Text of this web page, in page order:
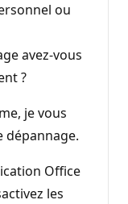
ou
avez-vous
?
je vous
dépannage.
Office
les